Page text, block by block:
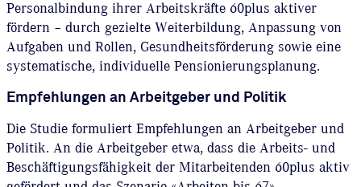
Personalbindung ihrer Arbeitskräfte 60plus aktiver
fördern – durch gezielte Weiterbildung, Anpassung von
Aufgaben und Rollen, Gesundheitsförderung sowie eine
systematische, individuelle Pensionierungsplanung.
Empfehlungen an Arbeitgeber und Politik
Die Studie formuliert Empfehlungen an Arbeitgeber und
Politik. An die Arbeitgeber etwa, dass die Arbeits- und
Beschäftigungsfähigkeit der Mitarbeitenden 60plus aktiv